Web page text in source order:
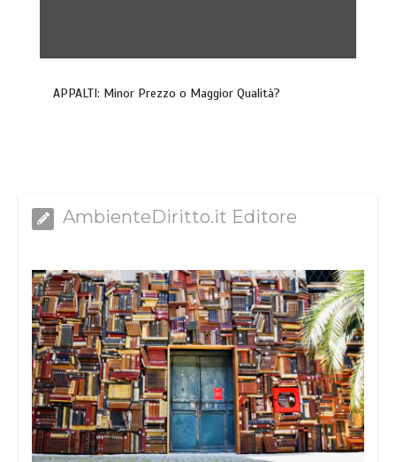
APPALTI: Minor Prezzo o Maggior Qualità?
AmbienteDiritto.it Editore